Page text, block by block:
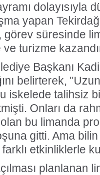
dolayısıyla
yapan
görev süresinde
turizme
Başkanı
belirterek,
iskelede talihsiz
Onları da
bu limanda
gitti. Ama
etkinliklerle
planlanan